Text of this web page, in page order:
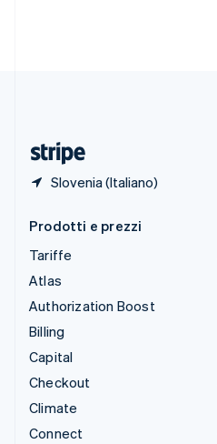
Slovenia (Italiano)
Prodotti e prezzi
Tariffe
Atlas
Authorization Boost
Billing
Capital
Checkout
Climate
Connect